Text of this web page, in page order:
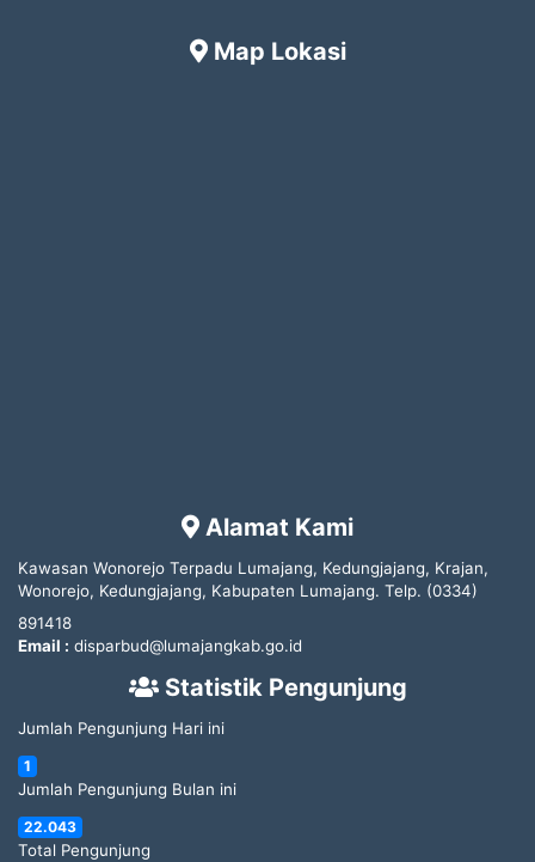
Map Lokasi
Alamat Kami
Kawasan Wonorejo Terpadu Lumajang, Kedungjajang, Krajan,
Wonorejo, Kedungjajang, Kabupaten Lumajang. Telp. (0334)
891418
Email : disparbud@lumajangkab.go.id
Statistik Pengunjung
Jumlah Pengunjung Hari ini
1
Jumlah Pengunjung Bulan ini
22.043
Total Pengunjung